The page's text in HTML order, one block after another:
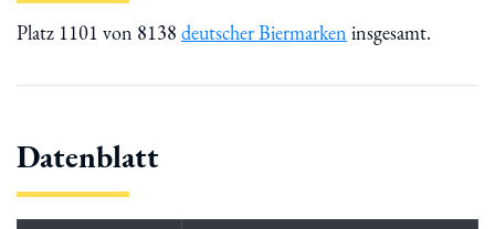
Platz 1101 von 8138 deutscher Biermarken insgesamt.
Datenblatt